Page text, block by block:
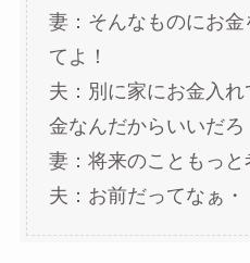
妻：そんなものにお
てよ！
夫：別に家にお金入
金なんだからいいだろ
妻：将来のこともっと
夫：お前だってなぁ・